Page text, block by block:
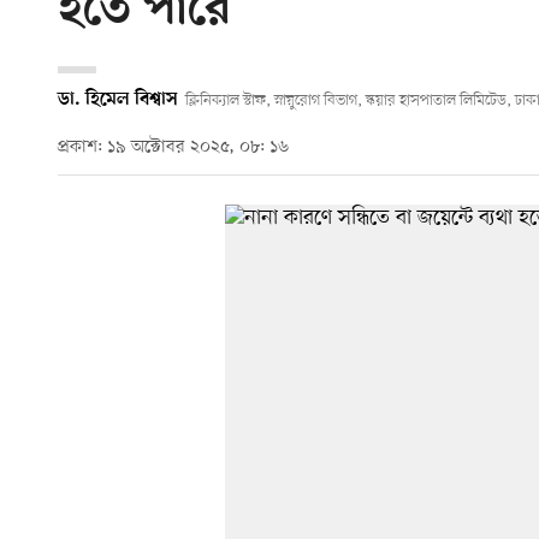
হতে পারে
ডা. হিমেল বিশ্বাস ক্লিনিক্যাল স্টাফ, স্নায়ুরোগ বিভাগ, স্কয়ার হাসপাতাল লিমিটেড, ঢাকা
প্রকাশ: ১৯ অক্টোবর ২০২৫, ০৮: ১৬